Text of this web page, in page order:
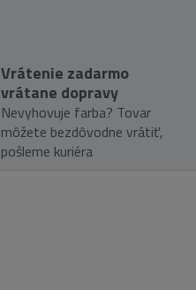
Vrátenie zadarmo
vrátane dopravy
Nevyhovuje farba? Tovar
môžete bezdôvodne vrátiť,
pošleme kuriéra